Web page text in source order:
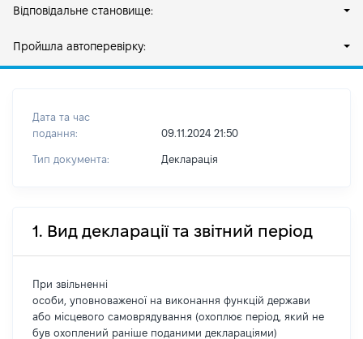
Відповідальне становище:
Пройшла автоперевірку:
Дата та час
подання:
09.11.2024 21:50
Тип документа: Декларація
1. Вид декларації та звітний період
При звільненні
особи, уповноваженої на виконання функцій держави
або місцевого самоврядування (охоплює період, який не
був охоплений раніше поданими деклараціями)